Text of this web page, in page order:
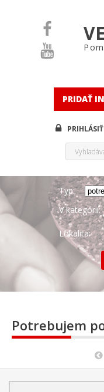
PRIDAŤ
Typ:
V kategórii:
Lokalita:
Potrebujem